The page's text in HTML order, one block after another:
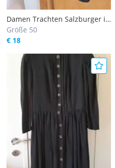
Damen Trachten Salzburger in
Größe 50
Größe 50
€ 18